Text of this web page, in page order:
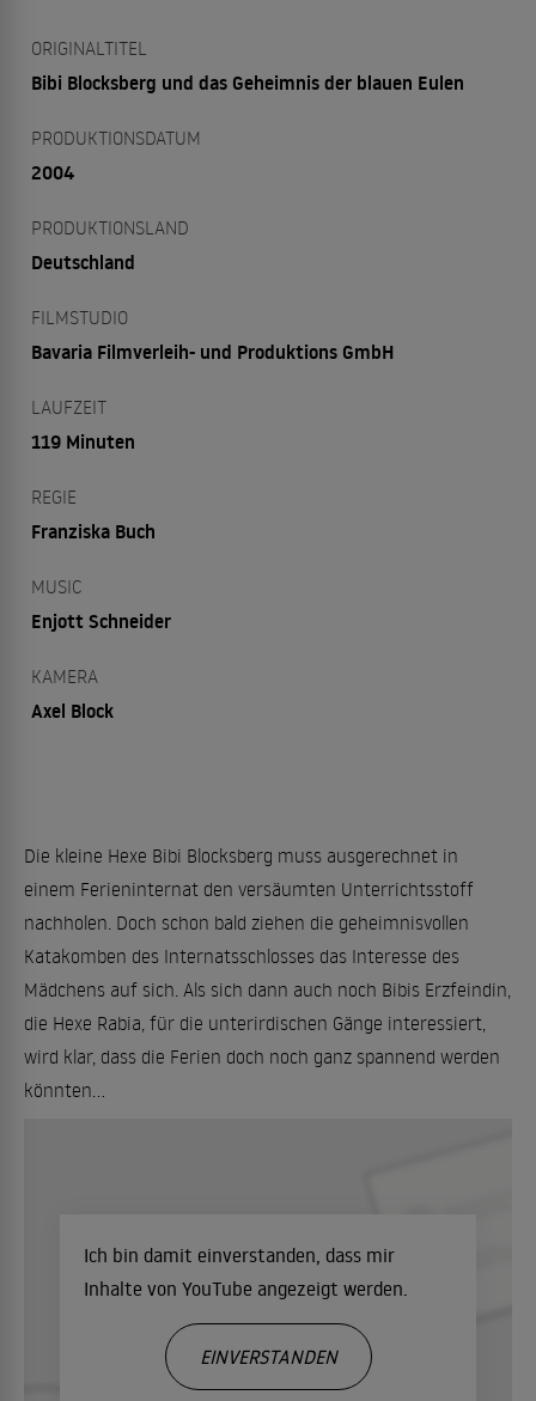
ORIGINALTITEL
Bibi Blocksberg und das Geheimnis der blauen Eulen
PRODUKTIONSDATUM
2004
PRODUKTIONSLAND
Deutschland
FILMSTUDIO
Bavaria Filmverleih- und Produktions GmbH
LAUFZEIT
119 Minuten
REGIE
Franziska Buch
MUSIC
Enjott Schneider
KAMERA
Axel Block
Die kleine Hexe Bibi Blocksberg muss ausgerechnet in
einem Ferieninternat den versäumten Unterrichtsstoff
nachholen. Doch schon bald ziehen die geheimnisvollen
Katakomben des Internatsschlosses das Interesse des
Mädchens auf sich. Als sich dann auch noch Bibis Erzfeindin,
die Hexe Rabia, für die unterirdischen Gänge interessiert,
wird klar, dass die Ferien doch noch ganz spannend werden
könnten...
Ich bin damit einverstanden, dass mir
Inhalte von YouTube angezeigt werden.
EINVERSTANDEN